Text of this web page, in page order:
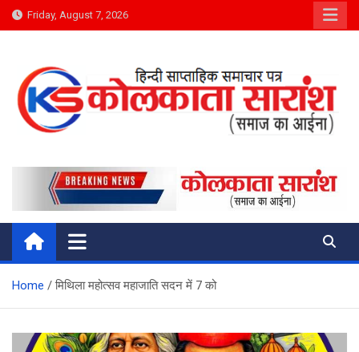
Skip
to
Friday, August 7, 2026
Kolkata Saransh News
समाज का आईना
Home मिथिला महोत्सव महाजाति सदन में 7 को